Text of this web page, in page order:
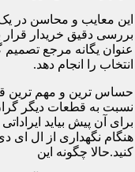
این معایب و محاسن در
بررسی دقیق خریدار
عنوان یگانه مرجع تصمیم
انتخاب را انجام دهد.
حساس ترین و مهم ترین
نسبت به قطعات دیگر
برای آن پیش بیاید
هنگام نگهداری از ال ای
کنید.حالا چگونه این